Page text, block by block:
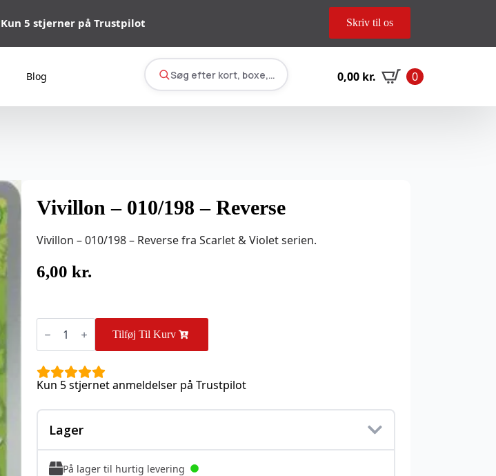
Kun 5 stjerner på Trustpilot Skriv til os
Blog Søg efter kort, boxe, tilbehør… 0,00 kr. 0
Vivillon – 010/198 – Reverse
Vivillon – 010/198 – Reverse fra Scarlet & Violet serien.
6,00 kr.
Vivillon
-
Reverse
antal
Tilføj Til Kurv
Kun 5 stjernet anmeldelser på Trustpilot
Lager
På lager til hurtig levering